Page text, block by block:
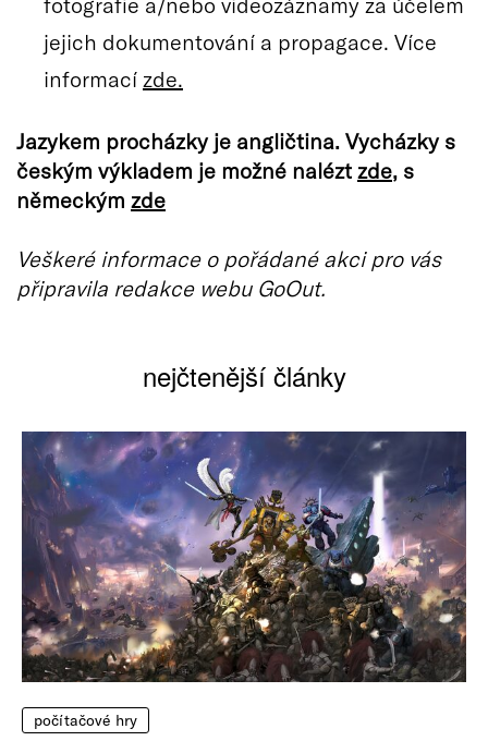
jejich dokumentování a propagace. Více
informací zde.
Jazykem procházky je angličtina. Vycházky s
českým výkladem je možné nalézt zde, s
německým zde
Veškeré informace o pořádané akci pro vás
připravila redakce webu GoOut.
nejčtenější články
počítačové hry